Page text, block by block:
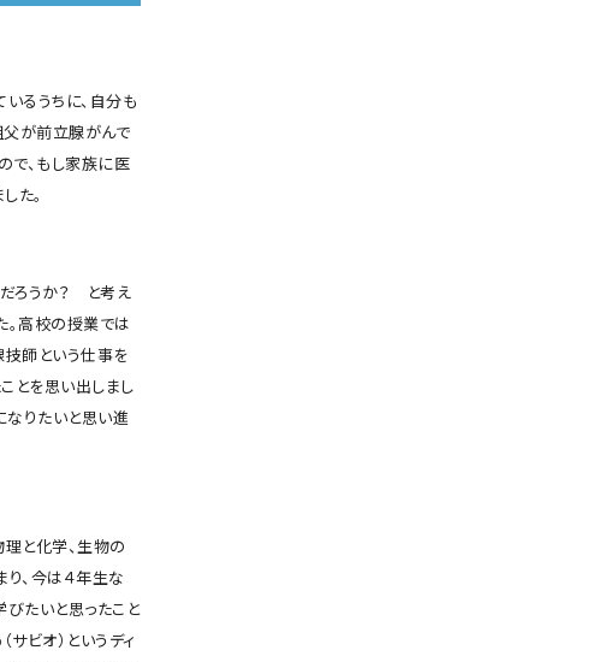
るうちに、自分も
父が前立腺がんで
で、もし家族に医
た。
ろうか？ と考え
。高校の授業では
技師という仕事を
とを思い出しまし
なりたいと思い進
と化学、生物の
、今は４年生な
たいと思ったこと
ビオ）というディ